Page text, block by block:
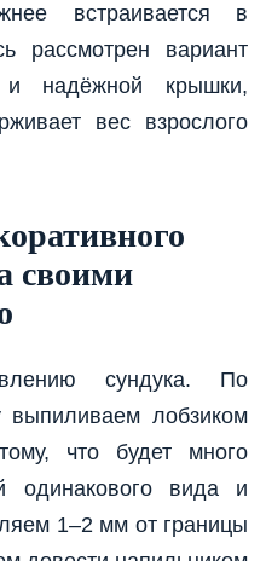
встраивается в
рассмотрен вариант
и надёжной крышки,
вес взрослого
своими
сундука. По
выпиливаем лобзиком
что будет много
одинакового вида и
1–2 мм от границы